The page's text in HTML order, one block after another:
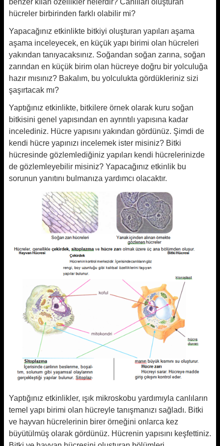
benzer kılan özellikler nelerdir? Canlıları oluşturan
hücreler birbirinden farklı olabilir mi?
Yapacağınız etkinlikte bitkiyi oluşturan yapıları aşama
aşama inceleyecek, en küçük yapı birimi olan hücreleri
yakından tanıyacaksınız. Soğandan soğan zarına, soğan
zarından en küçük birim olan hücreye doğru bir yolculuğa
hazır mısınız? Bakalım, bu yolculukta gördükleriniz sizi
şaşırtacak mı?
Yaptığınız etkinlikte, bitkilere örnek olarak kuru soğan
bitkisini genel yapısından en ayrıntılı yapısına kadar
incelediniz. Hücre yapısını yakından gördünüz. Şimdi de
kendi hücre yapınızı incelemek ister misiniz? Bitki
hücresinde gözlemlediğiniz yapıları kendi hücrelerinizde
de gözlemleyebilir misiniz? Yapacağınız etkinlik bu
sorunun yanıtını bulmanıza yardımcı olacaktır.
Yaptığınız etkinlikler, ışık mikroskobu yardımıyla canlıların
temel yapı birimi olan hücreyle tanışmanızı sağladı. Bitki
ve hayvan hücrelerinin birer örneğini onlarca kez
büyütülmüş olarak gördünüz. Hücrenin yapısını keşfettiniz.